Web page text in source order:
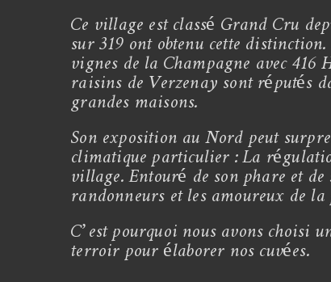
Ce village est classé Grand Cru
sur 319 ont obtenu cette
vignes de la Champagne avec
raisins de Verzenay sont réputés
grandes maisons.
Son exposition au Nord peut
climatique particulier : La
village. Entouré de son phare et
randonneurs et les amoureux de
C’est pourquoi nous avons choisi
terroir pour élaborer nos cuvées.